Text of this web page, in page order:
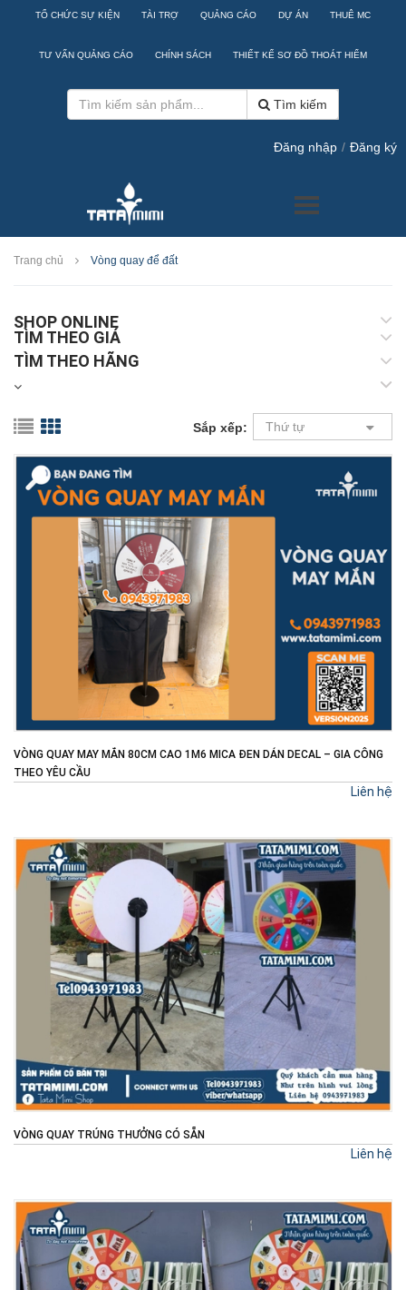
TỔ CHỨC SỰ KIỆN TÀI TRỢ QUẢNG CÁO DỰ ÁN THUÊ MC
TƯ VẤN QUẢNG CÁO CHÍNH SÁCH THIẾT KẾ SƠ ĐỒ THOÁT HIỂM
Tìm kiếm
Đăng nhập / Đăng ký
Trang chủ Vòng quay để đất
SHOP ONLINE
TÌM THEO GIÁ
TÌM THEO HÃNG
Sắp xếp: Thứ tự
VÒNG QUAY MAY MẮN 80CM CAO 1M6 MICA ĐEN DÁN DECAL – GIA CÔNG
THEO YÊU CẦU
Liên hệ
VÒNG QUAY TRÚNG THƯỞNG CÓ SẴN
Liên hệ